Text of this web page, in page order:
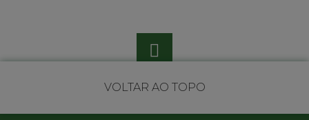
VOLTAR AO TOPO